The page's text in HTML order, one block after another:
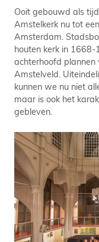
Ooit gebouwd als
Amstelkerk nu tot
Amsterdam.
houten kerk in
achterhoofd plannen
Amstelveld.
kunnen we nu niet
maar is ook het
gebleven.